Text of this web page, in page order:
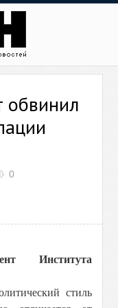
обвинил
0
Института
стиль